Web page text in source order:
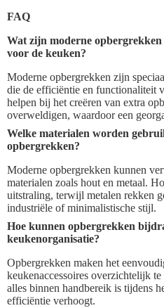
FAQ
Wat zijn moderne
voor de keuken?
Moderne opbergrekken zijn
die de efficiëntie en functionaliteit
helpen bij het creëren van extra
overweldigen, waardoor een
Welke materialen worden
opbergrekken?
Moderne opbergrekken kunnen
materialen zoals hout en metaal.
uitstraling, terwijl metalen rekken
industriële of minimalistische stijl.
Hoe kunnen opbergrekken
keukenorganisatie?
Opbergrekken maken het
keukenaccessoires overzichtelijk
alles binnen handbereik is tijdens
efficiëntie verhoogt.